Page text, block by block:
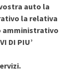
auto la
la relativa
amministrativo
DI PIU’